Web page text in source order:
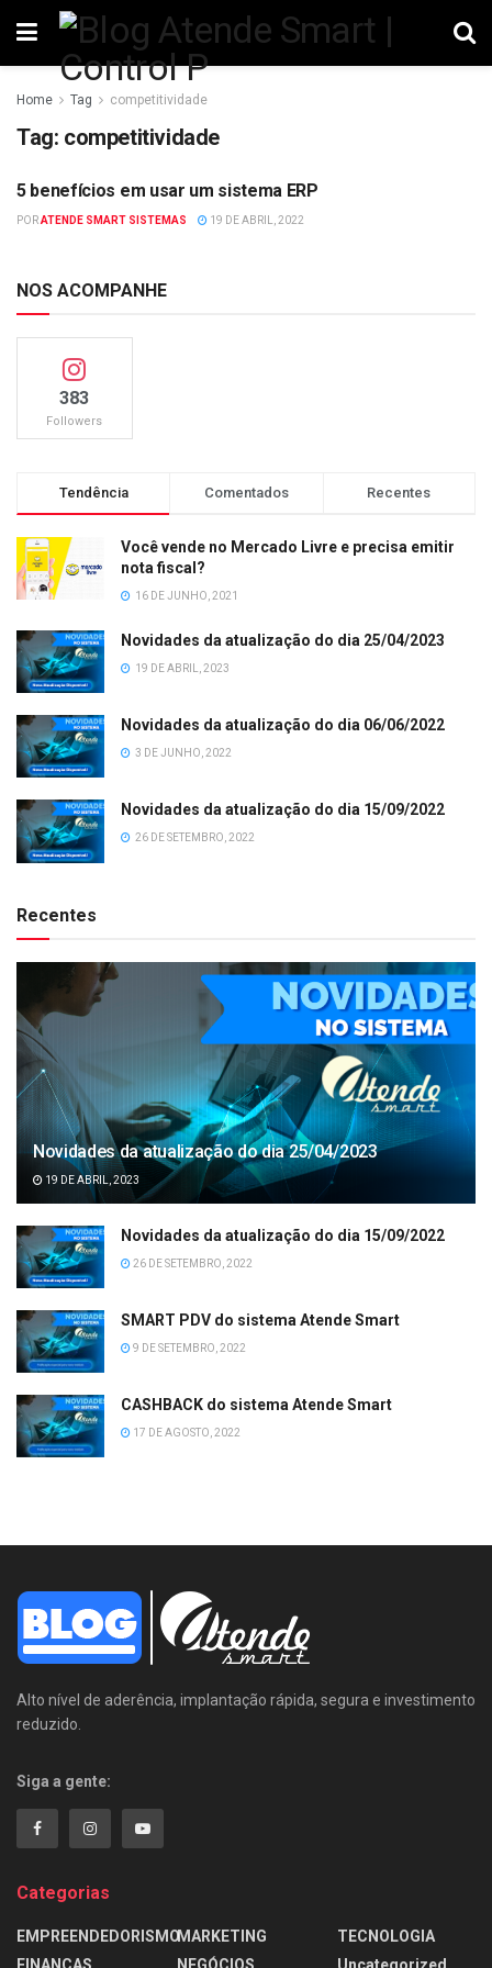
Home Tag competitividade
Tag: competitividade
GESTÃO
5 benefícios em usar um sistema ERP
PORATENDE SMART SISTEMAS 19 DE ABRIL, 2022
NOS ACOMPANHE
383
Followers
Tendência Comentados Recentes
Você vende no Mercado Livre e precisa emitir
nota fiscal?
16 DE JUNHO, 2021
Novidades da atualização do dia 25/04/2023
19 DE ABRIL, 2023
Novidades da atualização do dia 06/06/2022
3 DE JUNHO, 2022
Novidades da atualização do dia 15/09/2022
26 DE SETEMBRO, 2022
Recentes
Novidades da atualização do dia 25/04/2023
19 DE ABRIL, 2023
Novidades da atualização do dia 15/09/2022
26 DE SETEMBRO, 2022
SMART PDV do sistema Atende Smart
9 DE SETEMBRO, 2022
CASHBACK do sistema Atende Smart
17 DE AGOSTO, 2022
Alto nível de aderência, implantação rápida, segura e investimento
reduzido.
Siga a gente:
Categorias
EMPREENDEDORISMOMARKETING
TECNOLOGIA